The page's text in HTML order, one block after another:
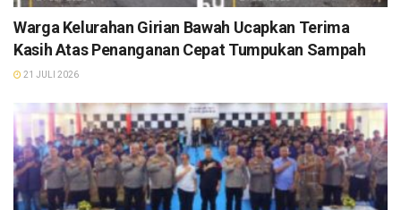
Warga Kelurahan Girian Bawah Ucapkan Terima
Kasih Atas Penanganan Cepat Tumpukan Sampah
21 JULI 2026